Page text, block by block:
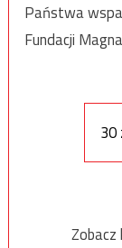
Państwa
Fundacji
30
Zobacz